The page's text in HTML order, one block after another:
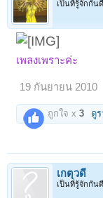
เป็นที่รู้จักกันดี
เพลงเพราะค่ะ
19 กันยายน 2010
ถูกใจ x3 ดู
เกตุวดี
เป็นที่รู้จักกันดี